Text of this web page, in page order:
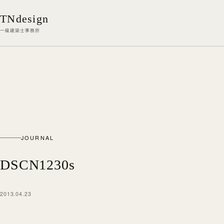
TNdesign
一級建築士事務所
JOURNAL
DSCN1230s
2013.04.23